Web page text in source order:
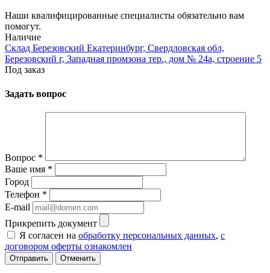
Наши квалифицированные специалисты обязательно вам
помогут.
Наличие
Склад Березовский Екатеринбург, Свердловская обл,
Березовский г, Западная промзона тер., дом № 24а, строение 5
Под заказ
Задать вопрос
Вопрос *
Ваше имя *
Город
Телефон *
E-mail
Прикрепить документ
Я согласен на обработку персональных данных, с
договором оферты ознакомлен
Отменить